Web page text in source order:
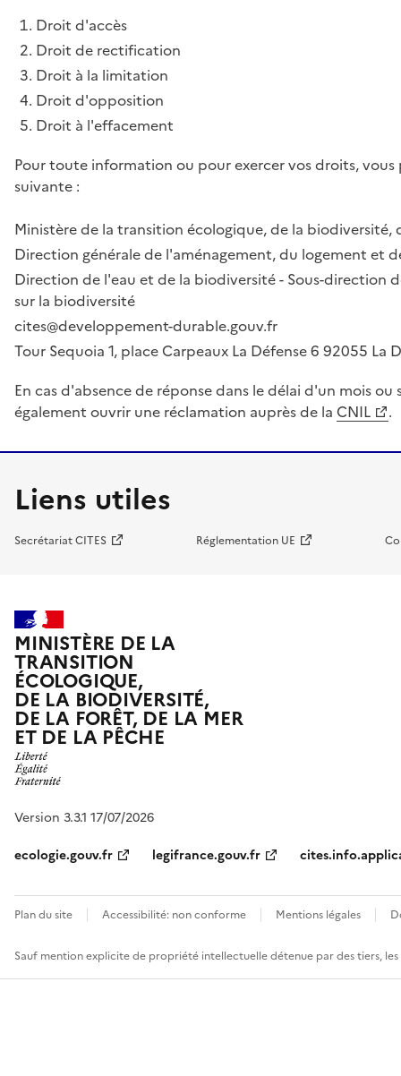
Droit d'accès
Droit de rectification
Droit à la limitation
Droit d'opposition
Droit à l'effacement
Pour toute information ou pour exercer vos droits,
suivante :
Ministère de la transition écologique, de la biodiversité,
Direction générale de l'aménagement, du logement et
Direction de l'eau et de la biodiversité - Sous-direction
sur la biodiversité
cites@developpement-durable.gouv.fr
Tour Sequoia 1, place Carpeaux La Défense 6 92055 La
En cas d'absence de réponse dans le délai d'un mois
également ouvrir une réclamation auprès de la CNIL .
Liens utiles
Secrétariat CITES Réglementation UE
MINISTÈRE DE LA
TRANSITION
ÉCOLOGIQUE,
DE LA BIODIVERSITÉ,
DE LA FORÊT, DE LA MER
ET DE LA PÊCHE
Version 3.3.1 17/07/2026
ecologie.gouv.fr
legifrance.gouv.fr
Plan du site Accessibilité: non conforme Mentions légales
Sauf mention explicite de propriété intellectuelle détenue par des tiers,